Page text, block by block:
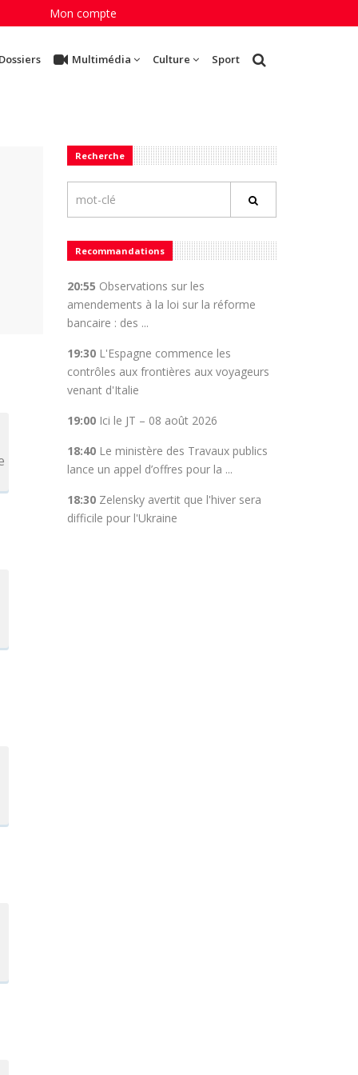
Mon compte
Multimédia Culture Sport
Recherche
Recommandations
20:55 Observations sur les
amendements à la loi sur la réforme
bancaire : des ...
19:30L'Espagne commence les
contrôles aux frontières aux voyageurs
venant d'Italie
19:00Ici le JT – 08 août 2026
18:40Le ministère des Travaux publics
lance un appel d’offres pour la ...
18:30Zelensky avertit que l'hiver sera
difficile pour l'Ukraine